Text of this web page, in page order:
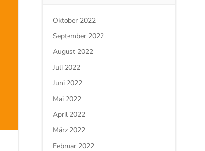
Oktober 2022
September 2022
August 2022
Juli 2022
Juni 2022
Mai 2022
April 2022
März 2022
Februar 2022